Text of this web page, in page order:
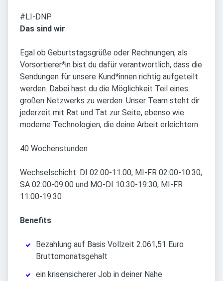
#LI-DNP
Das sind wir
Egal ob Geburtstagsgrüße oder Rechnungen, als
Vorsortierer*in bist du dafür verantwortlich, dass die
Sendungen für unsere Kund*innen richtig aufgeteilt
werden. Dabei hast du die Möglichkeit Teil eines
großen Netzwerks zu werden. Unser Team steht dir
jederzeit mit Rat und Tat zur Seite, ebenso wie
moderne Technologien, die deine Arbeit erleichtern.
40 Wochenstunden
Wechselschicht: DI 02:00-11:00, MI-FR 02:00-10:30,
SA 02:00-09:00 und MO-DI 10:30-19:30, MI-FR
11:00-19:30
Benefits
Bezahlung auf Basis Vollzeit 2.061,51 Euro
Bruttomonatsgehalt
ein krisensicherer Job in deiner Nähe